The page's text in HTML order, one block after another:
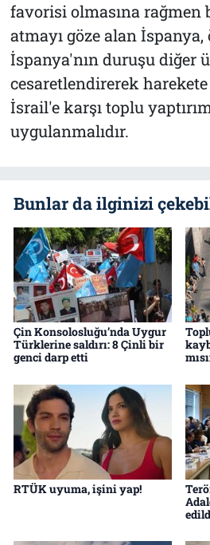
favorisi olmasına rağmen
atmayı göze alan İspanya,
İspanya'nın duruşu diğer
cesaretlendirerek
İsrail'e karşı toplu
uygulanmalıdır.
Bunlar da ilginizi
Çin Konsolosluğu’nda Uygur
Türklerine saldırı: 8 Çinli bir
genci darp etti
RTÜK uyuma, işini yap!